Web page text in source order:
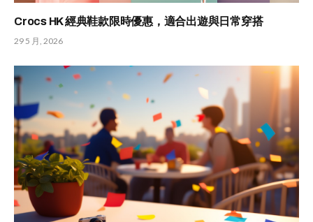
Crocs HK 經典鞋款限時優惠，適合出遊與日常穿搭
29 5 月, 2026